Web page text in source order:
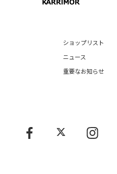
ショップリスト
ニュース
重要なお知らせ